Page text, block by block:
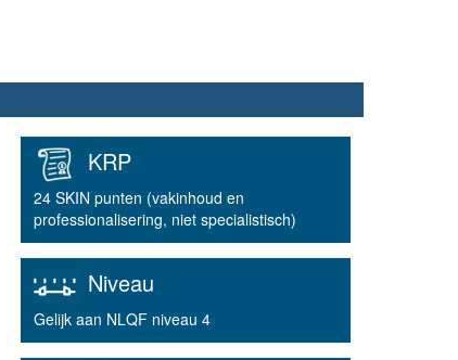
KRP
24 SKIN punten (vakinhoud en
professionalisering, niet specialistisch)
Niveau
Gelijk aan NLQF niveau 4